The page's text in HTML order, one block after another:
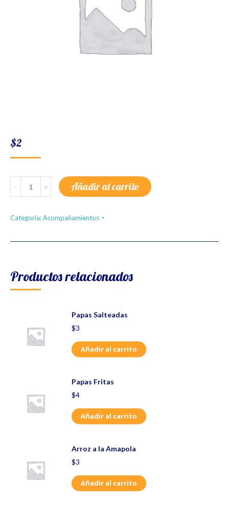
$2
Arroz
quantity
Añadir al carrito
Categoría:Acompañamientos
Productos relacionados
Papas Salteadas
$3
Añadir al carrito
Papas Fritas
$4
Añadir al carrito
Arroz a la Amapola
$3
Añadir al carrito